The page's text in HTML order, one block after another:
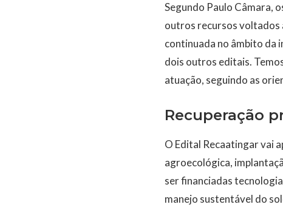
Segundo Paulo Câmara,
outros recursos voltados
continuada no âmbito da
dois outros editais.
atuação, seguindo as
Recuperação
O Edital Recaatingar vai
agroecológica,
ser financiadas
manejo sustentável do